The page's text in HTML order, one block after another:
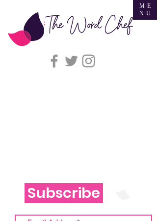
ME
NU
Subscribe